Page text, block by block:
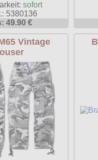
sofort
5380136
49.90 €
Vintage